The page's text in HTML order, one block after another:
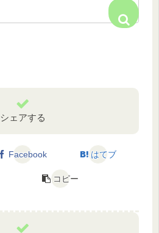
シェアする
Facebook はてブ
コピー